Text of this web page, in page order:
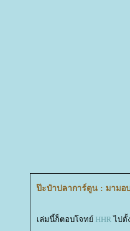
ป๊ะป๋าปลาการ์ตูน : มามอ
เล่มนี้ก็ตอบโจทย์ HHR ไปตั้